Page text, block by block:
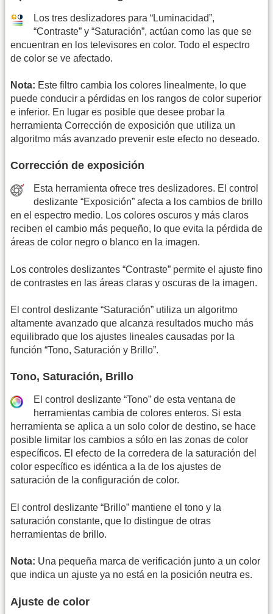
Los tres deslizadores para “Luminacidad”,
“Contraste” y “Saturación”, actúan como las que se
encuentran en los televisores en color. Todo el espectro
de color se ve afectado.
Nota: Este filtro cambia los colores linealmente, lo que
puede conducir a pérdidas en los rangos de color superior
e inferior. En lugar es posible que desee probar la
herramienta Corrección de exposición que utiliza un
algoritmo más avanzado prevenir este efecto no deseado.
Corrección de exposición
Esta herramienta ofrece tres deslizadores. El control
deslizante “Exposición” afecta a los cambios de brillo
en el espectro medio. Los colores oscuros y más claros
reciben el cambio más pequeño, lo que evita la pérdida de
áreas de color negro o blanco en la imagen.
Los controles deslizantes “Contraste” permite el ajuste fino
de contrastes en las áreas claras y oscuras de la imagen.
El control deslizante “Saturación” utiliza un algoritmo
altamente avanzado que alcanza resultados mucho más
equilibrado que los ajustes lineales causadas por la
función “Tono, Saturación y Brillo”.
Tono, Saturación, Brillo
El control deslizante “Tono” de esta ventana de
herramientas cambia de colores enteros. Si esta
herramienta se aplica a un solo color de destino, se hace
posible limitar los cambios a sólo en las zonas de color
específicos. El efecto de la corredera de la saturación del
color específico es idéntica a la de los ajustes de
saturación de la configuración de color.
El control deslizante “Brillo” mantiene el tono y la
saturación constante, que lo distingue de otras
herramientas de brillo.
Nota: Una pequeña marca de verificación junto a un color
que indica un ajuste ya no está en la posición neutra es.
Ajuste de color